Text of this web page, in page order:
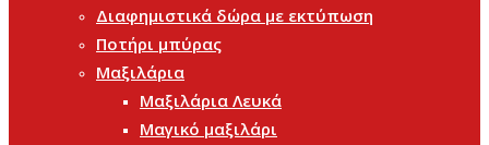
Διαφημιστικά δώρα με εκτύπωση
Ποτήρι μπύρας
Μαξιλάρια
Μαξιλάρια Λευκά
Μαγικό μαξιλάρι